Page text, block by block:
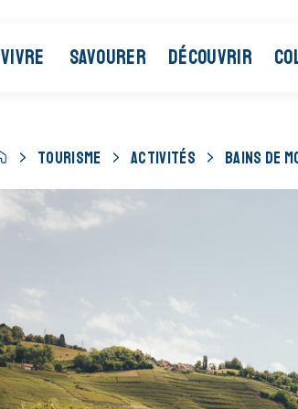
VIVRE SAVOURER DÉCOUVRIR
TOURISME ACTIVITÉS BAINS DE